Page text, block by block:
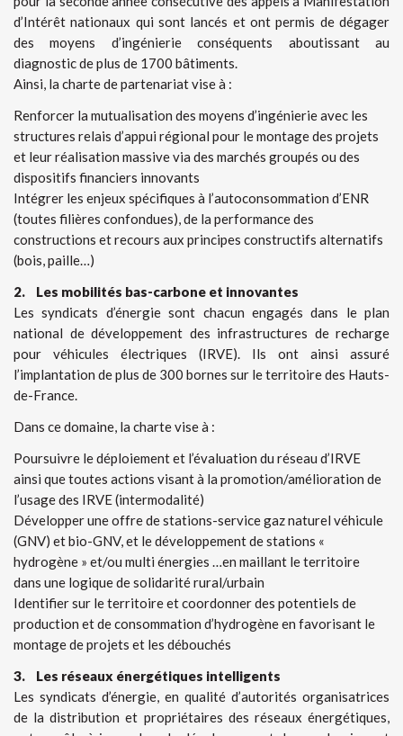
d’Intérêt nationaux qui sont lancés et ont permis de dégager
des moyens d’ingénierie conséquents aboutissant au
diagnostic de plus de 1700 bâtiments.
Ainsi, la charte de partenariat vise à :
Renforcer la mutualisation des moyens d’ingénierie avec les
structures relais d’appui régional pour le montage des projets
et leur réalisation massive via des marchés groupés ou des
dispositifs financiers innovants
Intégrer les enjeux spécifiques à l’autoconsommation d’ENR
(toutes filières confondues), de la performance des
constructions et recours aux principes constructifs alternatifs
(bois, paille…)
2. Les mobilités bas-carbone et innovantes
Les syndicats d’énergie sont chacun engagés dans le plan
national de développement des infrastructures de recharge
pour véhicules électriques (IRVE). Ils ont ainsi assuré
l’implantation de plus de 300 bornes sur le territoire des Hauts-
de-France.
Dans ce domaine, la charte vise à :
Poursuivre le déploiement et l’évaluation du réseau d’IRVE
ainsi que toutes actions visant à la promotion/amélioration de
l’usage des IRVE (intermodalité)
Développer une offre de stations-service gaz naturel véhicule
(GNV) et bio-GNV, et le développement de stations «
hydrogène » et/ou multi énergies …en maillant le territoire
dans une logique de solidarité rural/urbain
Identifier sur le territoire et coordonner des potentiels de
production et de consommation d’hydrogène en favorisant le
montage de projets et les débouchés
3. Les réseaux énergétiques intelligents
Les syndicats d’énergie, en qualité d’autorités organisatrices
de la distribution et propriétaires des réseaux énergétiques,